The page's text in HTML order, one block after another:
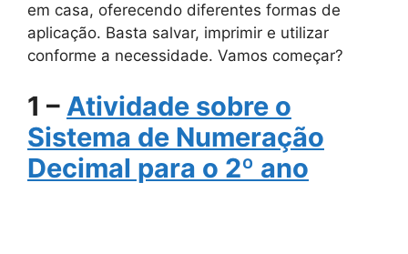
em casa, oferecendo diferentes formas de
aplicação. Basta salvar, imprimir e utilizar
conforme a necessidade. Vamos começar?
1 – Atividade sobre o
Sistema de Numeração
Decimal para o 2º ano